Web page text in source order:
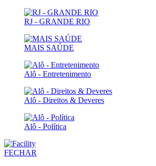
RJ - GRANDE RIO
MAIS SAÚDE
Alô - Entretenimento
Alô - Direitos & Deveres
Alô - Política
FECHAR